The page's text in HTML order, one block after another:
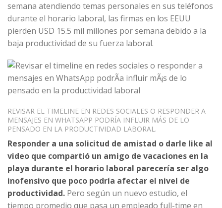
semana atendiendo temas personales en sus teléfonos
durante el horario laboral, las firmas en los EEUU
pierden USD 15.5 mil millones por semana debido a la
baja productividad de su fuerza laboral.
REVISAR EL TIMELINE EN REDES SOCIALES O RESPONDER A
MENSAJES EN WHATSAPP PODRÍA INFLUIR MÁS DE LO
PENSADO EN LA PRODUCTIVIDAD LABORAL.
Responder a una solicitud de amistad o darle like al
video que compartió un amigo de vacaciones en la
playa durante el horario laboral parecería ser algo
inofensivo que poco podría afectar el nivel de
productividad. Pero según un nuevo estudio, el
tiempo promedio que pasa un empleado full-time en